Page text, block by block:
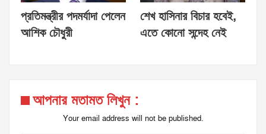
প্রতিমন্ত্রীর পদমর্যাদা পেলেন
আশিক চৌধুরী
শেখ হাসিনার বিচার হবেই,
এতে কোনো সন্দেহ নেই
আপনার মতামত লিখুন :
Your email address will not be published.